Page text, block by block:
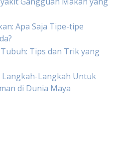
Apa Saja Tipe-tipe
Tips dan Trik yang
Langkah Untuk
di Dunia Maya